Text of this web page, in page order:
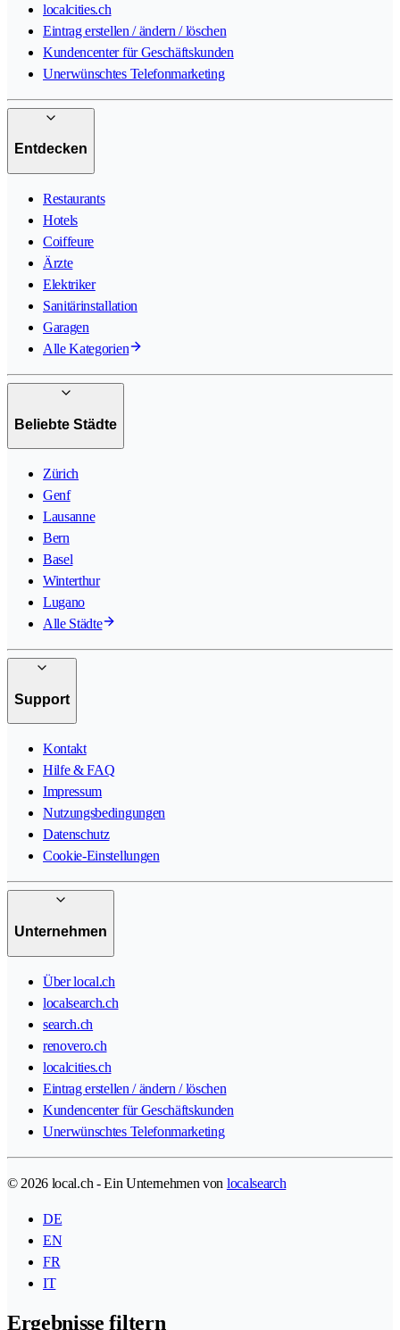
localcities.ch
Eintrag erstellen / ändern / löschen
Kundencenter für Geschäftskunden
Unerwünschtes Telefonmarketing
Entdecken
Restaurants
Hotels
Coiffeure
Ärzte
Elektriker
Sanitärinstallation
Garagen
Alle Kategorien
Beliebte Städte
Zürich
Genf
Lausanne
Bern
Basel
Winterthur
Lugano
Alle Städte
Support
Kontakt
Hilfe & FAQ
Impressum
Nutzungsbedingungen
Datenschutz
Cookie-Einstellungen
Unternehmen
Über local.ch
localsearch.ch
search.ch
renovero.ch
localcities.ch
Eintrag erstellen / ändern / löschen
Kundencenter für Geschäftskunden
Unerwünschtes Telefonmarketing
© 2026 local.ch - Ein Unternehmen von localsearch
DE
EN
FR
IT
Ergebnisse filtern